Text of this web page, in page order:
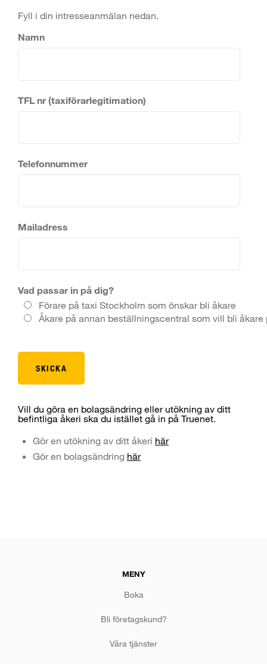
Fyll i din intresseanmälan nedan.
Namn
TFL nr (taxiförarlegitimation)
Telefonnummer
Mailadress
Vad passar in på dig?
Förare på taxi Stockholm som önskar bli åkare
Åkare på annan beställningscentral som vill bli åkare
Vill du göra en bolagsändring eller utökning av ditt
befintliga åkeri ska du istället gå in på Truenet.
Gör en utökning av ditt åkeri här
Gör en bolagsändring här
MENY
Boka
Bli företagskund?
Våra tjänster